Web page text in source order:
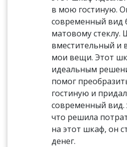
в мою гостиную.
современный вид
матовому стеклу.
вместительный и
мои вещи. Этот
идеальным
помог
гостиную и
современный вид.
что решила
на этот шкаф, он
денег.